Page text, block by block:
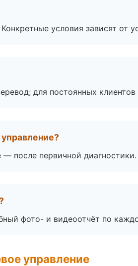
условия зависят от
для постоянных клиентов
после первичной диагностики.
фото- и видеоотчёт по
управление